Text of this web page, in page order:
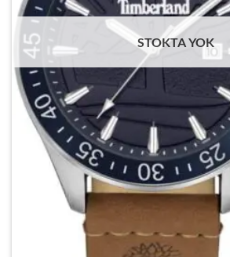
STOKTA YOK